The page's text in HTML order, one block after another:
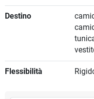
Destino
Flessibilità